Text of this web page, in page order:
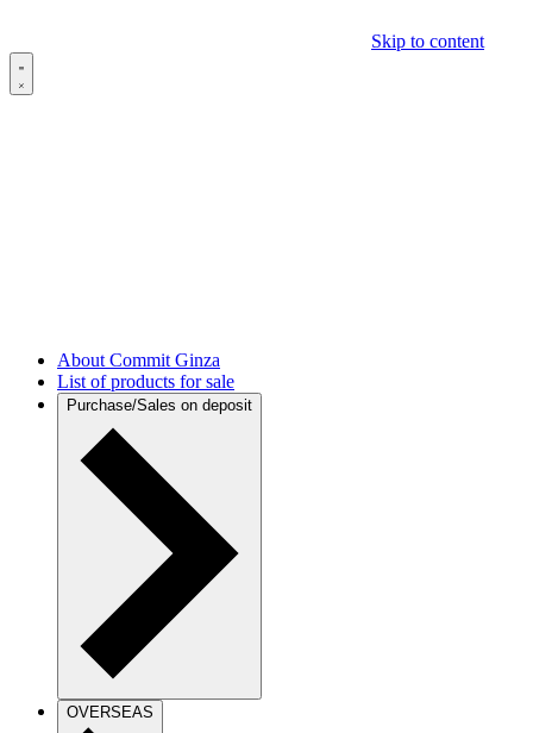
Skip to content
About Commit Ginza
List of products for sale
Purchase/Sales on deposit
OVERSEAS